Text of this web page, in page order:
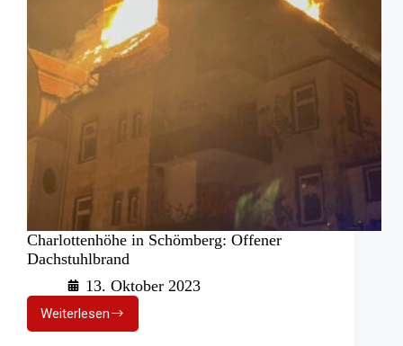
Charlottenhöhe in Schömberg: Offener
Dachstuhlbrand
13. Oktober 2023
WeiterlesenCharlottenhöhe
in